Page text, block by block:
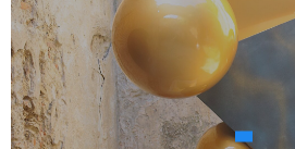
Tre – “Le Uova”